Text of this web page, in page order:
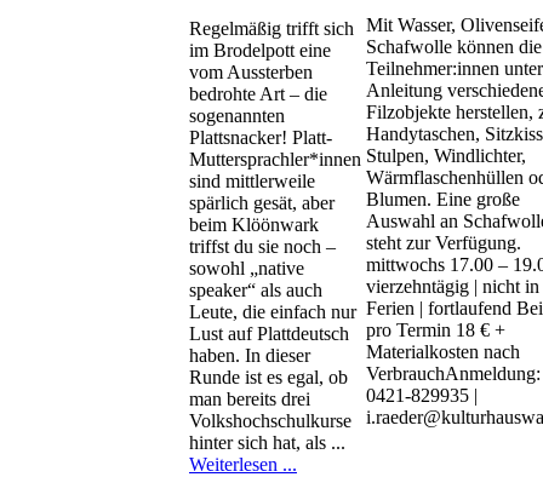
Regelmäßig trifft sich
im Brodelpott eine
vom Aussterben
bedrohte Art – die
sogenannten
Plattsnacker! Platt-
Muttersprachler*innen
sind mittlerweile
spärlich gesät, aber
beim Klöönwark
triffst du sie noch –
sowohl „native
speaker“ als auch
Leute, die einfach nur
Lust auf Plattdeutsch
haben. In dieser
Runde ist es egal, ob
man bereits drei
Volkshochschulkurse
hinter sich hat, als ...
Weiterlesen ...
Mit Wasser,
Schafwolle können die
Teilnehmer:innen unter
Anleitung
Filzobjekte herstellen,
Handytaschen,
Stulpen, Windlichter,
Wärmflaschenhüllen
Blumen. Eine große
Auswahl an
steht zur Verfügung.
mittwochs 17.00 –
vierzehntägig | nicht in
Ferien | fortlaufend
pro Termin 18 € +
Materialkosten nach
0421-829935 |